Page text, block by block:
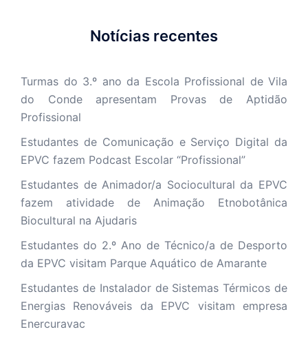
Notícias recentes
Turmas do 3.º ano da Escola Profissional de Vila
do Conde apresentam Provas de Aptidão
Profissional
Estudantes de Comunicação e Serviço Digital da
EPVC fazem Podcast Escolar “Profissional”
Estudantes de Animador/a Sociocultural da EPVC
fazem atividade de Animação Etnobotânica
Biocultural na Ajudaris
Estudantes do 2.º Ano de Técnico/a de Desporto
da EPVC visitam Parque Aquático de Amarante
Estudantes de Instalador de Sistemas Térmicos de
Energias Renováveis da EPVC visitam empresa
Enercuravac